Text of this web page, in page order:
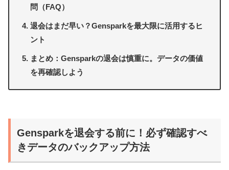
問（FAQ）
退会はまだ早い？Gensparkを最大限に活用するヒ
ント
まとめ：Gensparkの退会は慎重に。データの価値
を再確認しよう
Gensparkを退会する前に！必ず確認すべ
きデータのバックアップ方法